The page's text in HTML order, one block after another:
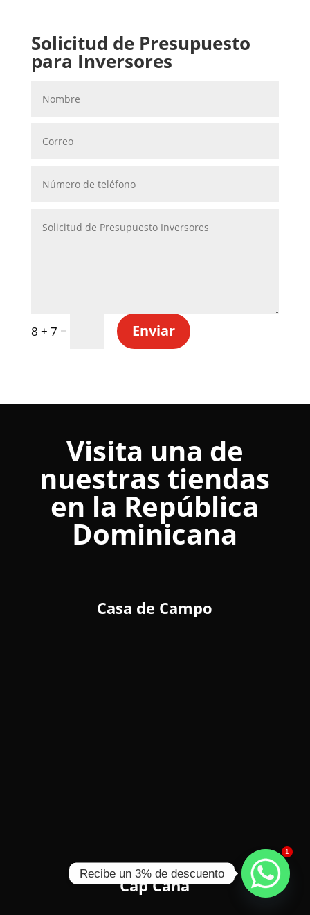
Solicitud de Presupuesto
para Inversores
8 + 7 = Enviar
Visita una de
nuestras tiendas
en la República
Dominicana
Casa de Campo
Cap Cana
1
Recibe un 3% de descuento